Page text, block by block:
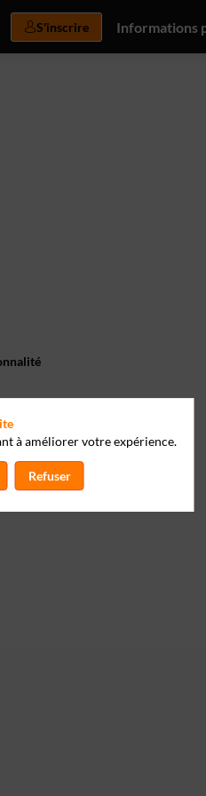
S'inscrire Informations
!
à améliorer votre expérience.
Refuser